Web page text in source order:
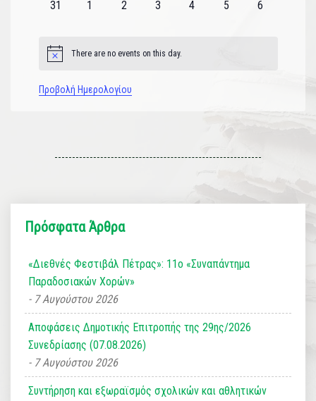
0
31
0
1
0
2
0
3
0
4
0
5
0
6
Notice There are no events on this day.
Προβολή Ημερολογίου
Πρόσφατα Άρθρα
«Διεθνές Φεστιβάλ Πέτρας»: 11ο «Συναπάντημα
Παραδοσιακών Χορών»
7 Αυγούστου 2026
Αποφάσεις Δημοτικής Επιτροπής της 29ης/2026
Συνεδρίασης (07.08.2026)
7 Αυγούστου 2026
Συντήρηση και εξωραϊσμός σχολικών και αθλητικών